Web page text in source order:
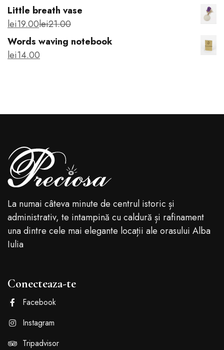
Little breath vase
lei19.00lei21.00
Words waving notebook
lei14.00
La numai câteva minute de centrul istoric și
administrativ, te intampină cu caldură și rafinament
una dintre cele mai elegante locații ale orasului Alba
Iulia
Conecteaza-te
Facebook
Instagram
Tripadvisor